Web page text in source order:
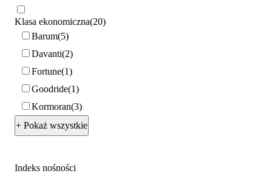
Klasa ekonomiczna 20
Barum 5
Davanti 2
Fortune 1
Goodride 1
Kormoran 3
+ Pokaż wszystkie
Indeks nośności